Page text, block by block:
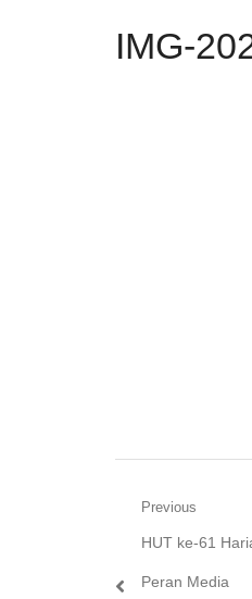
IMG-
Navigasi
pos
Previous
Previous
post:
HUT ke-61
Peran Media